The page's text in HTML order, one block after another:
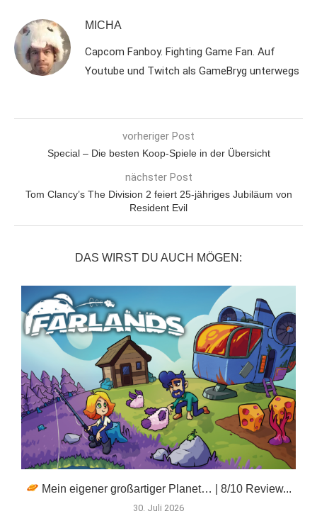
MICHA
Capcom Fanboy. Fighting Game Fan. Auf
Youtube und Twitch als GameBryg unterwegs
vorheriger Post
Special – Die besten Koop-Spiele in der Übersicht
nächster Post
Tom Clancy’s The Division 2 feiert 25-jähriges Jubiläum von
Resident Evil
DAS WIRST DU AUCH MÖGEN:
Mein eigener großartiger Planet… | 8/10 Review...
30. Juli 2026